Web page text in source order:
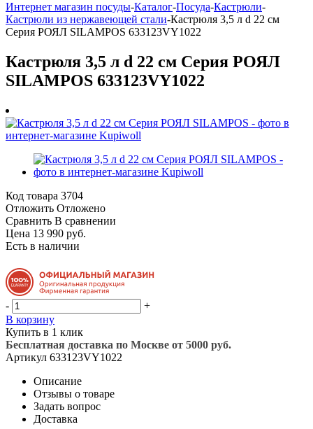
Интернет магазин посуды-Каталог-Посуда-Кастрюли-
Кастрюли из нержавеющей стали-Кастрюля 3,5 л d 22 см
Серия РОЯЛ SILAMPOS 633123VY1022
Кастрюля 3,5 л d 22 см Серия РОЯЛ
SILAMPOS 633123VY1022
Код товара 3704
Отложить Отложено
Сравнить В сравнении
Цена 13 990 руб.
Есть в наличии
-
+
В корзину
Купить в 1 клик
Бесплатная доставка по Москве от 5000 руб.
Артикул 633123VY1022
Описание
Отзывы о товаре
Задать вопрос
Доставка